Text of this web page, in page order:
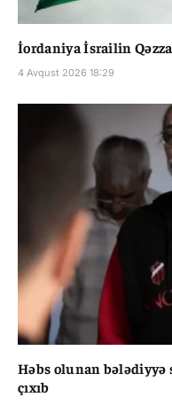
İordaniya İsrailin
4 Avqust 2026 18:29
Həbs olunan
çıxıb